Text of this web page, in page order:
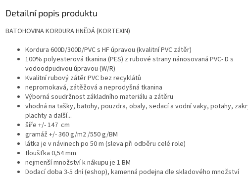
Detailní popis produktu
BATOHOVINA KORDURA HNĚDÁ (KORTEXIN)
Kordura 600D/300D/PVC s HF úpravou (kvalitní PVC zátěr)
100% polyesterová tkanina (PES) z rubové strany nánosovaná PVC- D s
vodoodpudivou úpravou (W/R)
Kvalitní rubový zátěr PVC bez recyklátů
nepromokavá, zátěžová a neprodyšná tkanina
Výborná soudržnost základního materiálu a zátěru
vhodná na tašky, batohy, pouzdra, obaly, sedací a vodní vaky, potahy,
plachty a další...
šíře +/- 147 cm
gramáž +/- 360 g/m2 /550 g/BM
látka je v návinech po 50 m (sleva při odběru celé role)
tloušťka 0,54 mm
nejmenší množství k nákupu je 1 BM
Dodací doba 3-5 dní (eshop), kamenná podejna dle skladového množství